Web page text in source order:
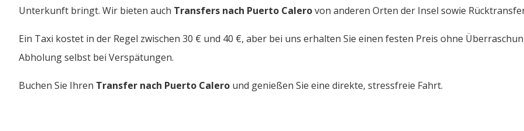
Unterkunft bringt. Wir bieten auch Transfers nach Puerto Calerovon anderen Orten der Insel sowie
Ein Taxi kostet in der Regel zwischen 30 € und 40 €, aber bei uns erhalten Sie einen festen Preis ohne
Abholung selbst bei Verspätungen.
Buchen Sie Ihren Transfer nach Puerto Calero und genießen Sie eine direkte, stressfreie Fahrt.